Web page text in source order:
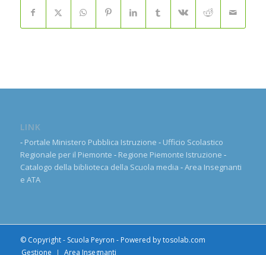
LINK
- Portale Ministero Pubblica Istruzione - Ufficio Scolastico
Regionale per il Piemonte - Regione Piemonte Istruzione -
Catalogo della biblioteca della Scuola media -Area Insegnanti
e ATA
© Copyright - Scuola Peyron - Powered bytosolab.com
Gestione
Area Insegnanti